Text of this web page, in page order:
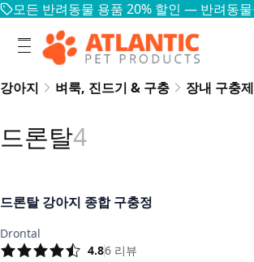
강아지 벼룩, 진드기 & 구충 장내 구충제
드론탈4
드론탈 강아지 종합 구충정
Drontal
4.86 리뷰